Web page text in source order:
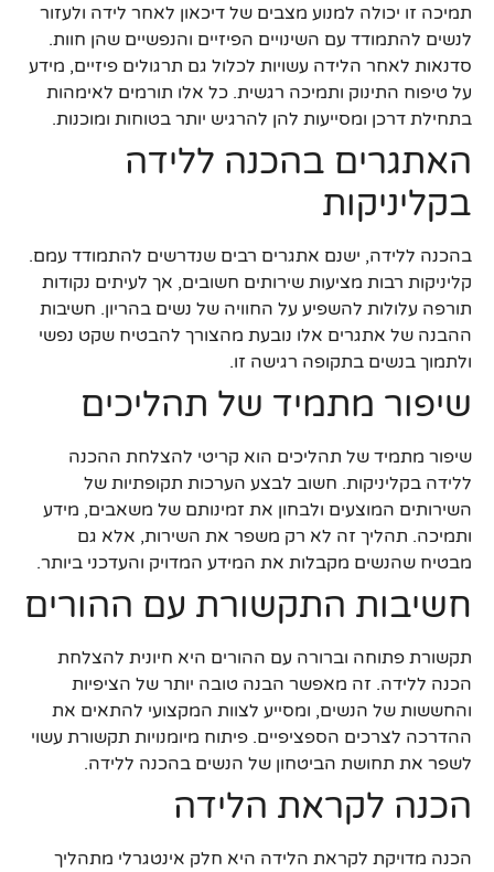
תמיכה זו יכולה למנוע מצבים של דיכאון לאחר לידה ולעזור
לנשים להתמודד עם השינויים הפיזיים והנפשיים שהן חוות.
סדנאות לאחר הלידה עשויות לכלול גם תרגולים פיזיים, מידע
על טיפוח התינוק ותמיכה רגשית. כל אלו תורמים לאימהות
בתחילת דרכן ומסייעות להן להרגיש יותר בטוחות ומוכנות.
האתגרים בהכנה ללידה
בקליניקות
בהכנה ללידה, ישנם אתגרים רבים שנדרשים להתמודד עמם.
קליניקות רבות מציעות שירותים חשובים, אך לעיתים נקודות
תורפה עלולות להשפיע על החוויה של נשים בהריון. חשיבות
ההבנה של אתגרים אלו נובעת מהצורך להבטיח שקט נפשי
ולתמוך בנשים בתקופה רגישה זו.
שיפור מתמיד של תהליכים
שיפור מתמיד של תהליכים הוא קריטי להצלחת ההכנה
ללידה בקליניקות. חשוב לבצע הערכות תקופתיות של
השירותים המוצעים ולבחון את זמינותם של משאבים, מידע
ותמיכה. תהליך זה לא רק משפר את השירות, אלא גם
מבטיח שהנשים מקבלות את המידע המדויק והעדכני ביותר.
חשיבות התקשורת עם ההורים
תקשורת פתוחה וברורה עם ההורים היא חיונית להצלחת
הכנה ללידה. זה מאפשר הבנה טובה יותר של הציפיות
והחששות של הנשים, ומסייע לצוות המקצועי להתאים את
ההדרכה לצרכים הספציפיים. פיתוח מיומנויות תקשורת עשוי
לשפר את תחושת הביטחון של הנשים בהכנה ללידה.
הכנה לקראת הלידה
הכנה מדויקת לקראת הלידה היא חלק אינטגרלי מתהליך